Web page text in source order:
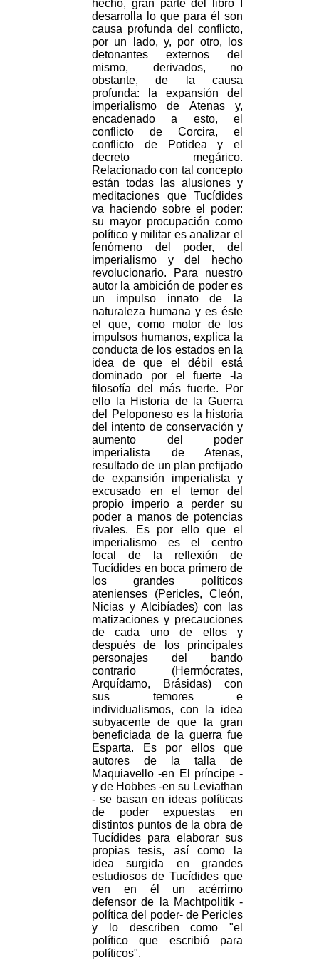
hecho, gran parte del libro I
desarrolla lo que para él son
causa profunda del conflicto,
por un lado, y, por otro, los
detonantes externos del
mismo, derivados, no
obstante, de la causa
profunda: la expansión del
imperialismo de Atenas y,
encadenado a esto, el
conflicto de Corcira, el
conflicto de Potidea y el
decreto megárico.
Relacionado con tal concepto
están todas las alusiones y
meditaciones que Tucídides
va haciendo sobre el poder:
su mayor procupación como
político y militar es analizar el
fenómeno del poder, del
imperialismo y del hecho
revolucionario. Para nuestro
autor la ambición de poder es
un impulso innato de la
naturaleza humana y es éste
el que, como motor de los
impulsos humanos, explica la
conducta de los estados en la
idea de que el débil está
dominado por el fuerte -la
filosofía del más fuerte. Por
ello la Historia de la Guerra
del Peloponeso es la historia
del intento de conservación y
aumento del poder
imperialista de Atenas,
resultado de un plan prefijado
de expansión imperialista y
excusado en el temor del
propio imperio a perder su
poder a manos de potencias
rivales. Es por ello que el
imperialismo es el centro
focal de la reflexión de
Tucídides en boca primero de
los grandes políticos
atenienses (Pericles, Cleón,
Nicias y Alcibíades) con las
matizaciones y precauciones
de cada uno de ellos y
después de los principales
personajes del bando
contrario (Hermócrates,
Arquídamo, Brásidas) con
sus temores e
individualismos, con la idea
subyacente de que la gran
beneficiada de la guerra fue
Esparta. Es por ellos que
autores de la talla de
Maquiavello -en El príncipe -
y de Hobbes -en su Leviathan
- se basan en ideas políticas
de poder expuestas en
distintos puntos de la obra de
Tucídides para elaborar sus
propias tesis, así como la
idea surgida en grandes
estudiosos de Tucídides que
ven en él un acérrimo
defensor de la Machtpolitik -
política del poder- de Pericles
y lo describen como "el
político que escribió para
políticos".